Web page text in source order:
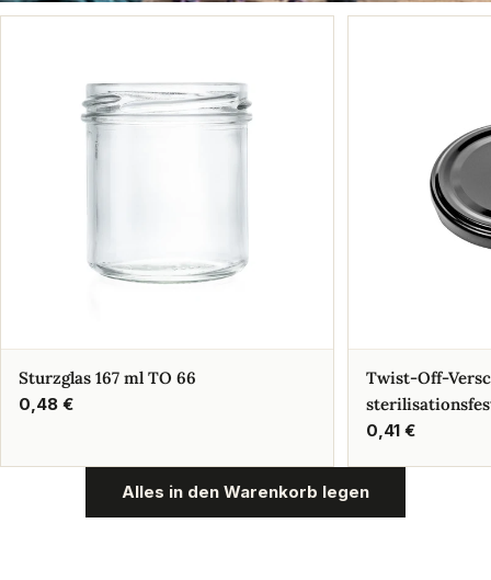
Sturzglas 167 ml TO 66
Regulärer
0,48 €
Twist-Off-
Regulärer
0,41 €
Alles in den Warenkorb legen